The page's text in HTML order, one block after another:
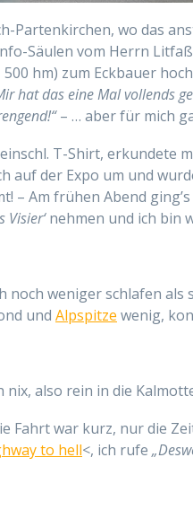
Partenkirchen, wo das
Säulen vom Herrn
500 hm) zum Eckbauer hoch
hat das eine Mal vollends
– … aber für mich
T-Shirt, erkundete
auf der Expo um und
! – Am frühen Abend
Visier‘nehmen und ich bin
noch weniger schlafen
und Alpspitze wenig,
nix, also rein in die
Fahrt war kurz, nur die
to hell<, ich rufe